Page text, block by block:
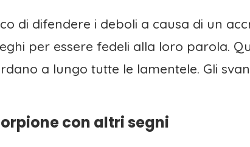
di difendere i deboli a causa di un
per essere fedeli alla loro parola.
a lungo tutte le lamentele. Gli
con altri segni